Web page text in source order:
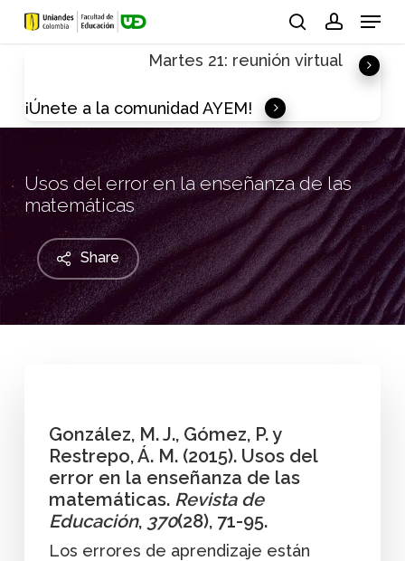
Skip
Menu
Martes 21: reunión virtual
¡Únete a la comunidad AYEM!
Usos del error en la enseñanza de las
matemáticas
Share
González, M. J., Gómez, P. y
Restrepo, Á. M. (2015). Usos del
error en la enseñanza de las
matemáticas. Revista de
Educación, 370(28), 71-95.
Los errores de aprendizaje están